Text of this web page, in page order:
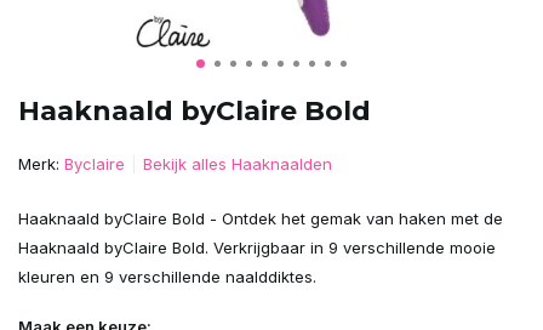
Haaknaald byClaire Bold
Merk: Byclaire Bekijk alles Haaknaalden
Haaknaald byClaire Bold - Ontdek het gemak van haken met de
Haaknaald byClaire Bold. Verkrijgbaar in 9 verschillende mooie
kleuren en 9 verschillende naalddiktes.